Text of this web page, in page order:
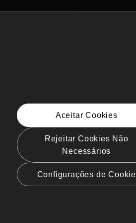
Aceitar Cookies
Rejeitar Cookies Não
Necessários
Configurações de Cookie